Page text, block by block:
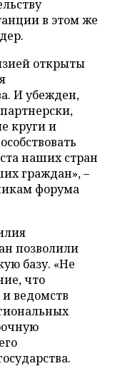
в этом же
открыты
И убежден,
круги и
наших стран
граждан», –
форума
позволили
базу. «Не
что
ведомств